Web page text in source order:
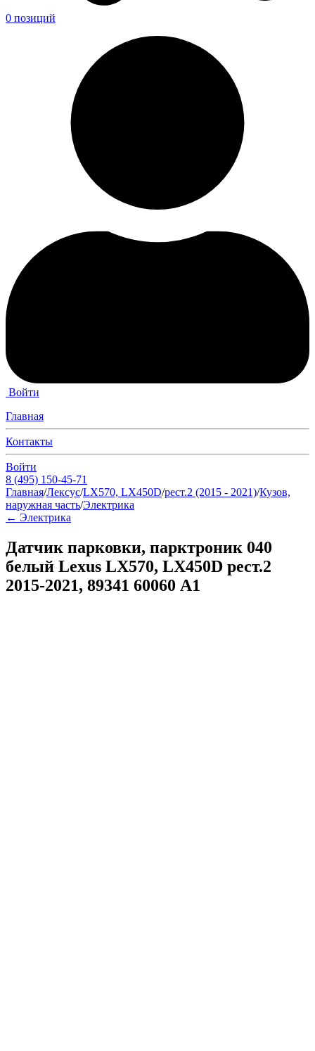
0 позиций
Войти
Главная
Контакты
Войти
8 (495) 150-45-71
Главная/Лексус/LX570, LX450D/рест.2 (2015 - 2021)/Кузов,
наружная часть/Электрика
← Электрика
Датчик парковки, парктроник 040
белый Lexus LX570, LX450D рест.2
2015-2021, 89341 60060 A1